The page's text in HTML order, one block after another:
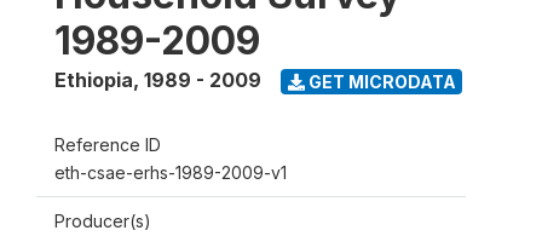
1989-2009
Ethiopia, 1989 - 2009 GET MICRODATA
Reference ID
eth-csae-erhs-1989-2009-v1
Producer(s)